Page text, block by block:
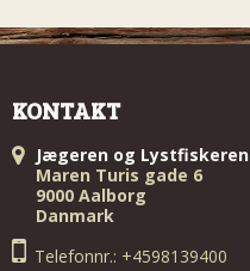
KONTAKT
Jægeren og Lystfiskeren
Maren Turis gade 6
9000 Aalborg
Danmark
Telefonnr.: +4598139400